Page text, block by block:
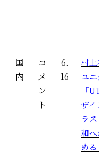
国
内
コ
メ
ン
ト
6.
16
村上
ユ
「
ザイ
ラ
和
め